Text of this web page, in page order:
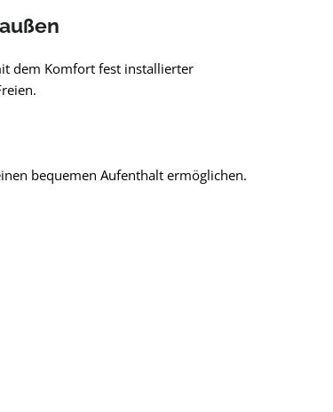
dem Komfort fest installierter
bequemen Aufenthalt ermöglichen.